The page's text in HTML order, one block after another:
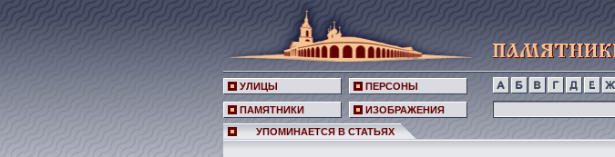
УЛИЦЫ ПЕРСОНЫ
ПАМЯТНИКИ ИЗОБРАЖЕНИЯ
УПОМИНАЕТСЯ В СТАТЬЯХ